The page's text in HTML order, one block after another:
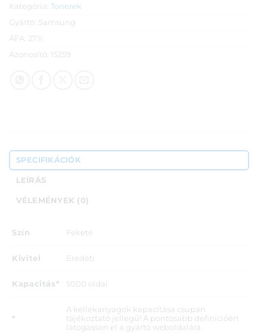
Kategória: Tonerek
Gyártó: Samsung
ÁFA: 27%
Azonosító: 15259
SPECIFIKÁCIÓK
LEÍRÁS
VÉLEMÉNYEK (0)
Szín Fekete
Kivitel Eredeti
Kapacitás* 5000 oldal
*
A kellékanyagok kapacitása csupán
tájékoztató jellegű! A pontosabb definícióért
látogasson el a gyártó weboldalára.